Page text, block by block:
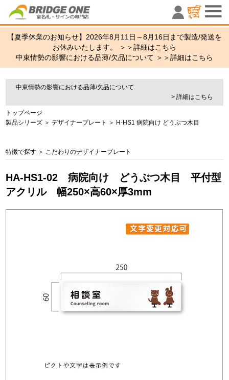
室名札・
【夏季休業のお知らせ】2026年8月11日～8月16日まで製造/発送を
お休みいたします。 ＞＞詳細はこちら
中東情勢の影響における品薄/欠品について ＞＞詳細はこちら
中東情勢の影響における品薄/欠品について
> 詳細はこちら
トップページ
製品シリーズ ＞デザイナープレート ＞ H-HS1 病院向け どうぶつ木目
特徴で探す ＞ こだわりのデザイナープレート
HA-HS1-02 病院向け どうぶつ木目 平付型
アクリル 幅250×高60×厚3mm